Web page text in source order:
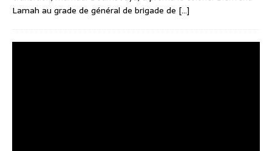
Lamah au grade de général de brigade de [...]